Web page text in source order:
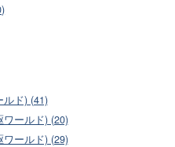
ルド) (41)
ールド) (20)
ワールド) (29)